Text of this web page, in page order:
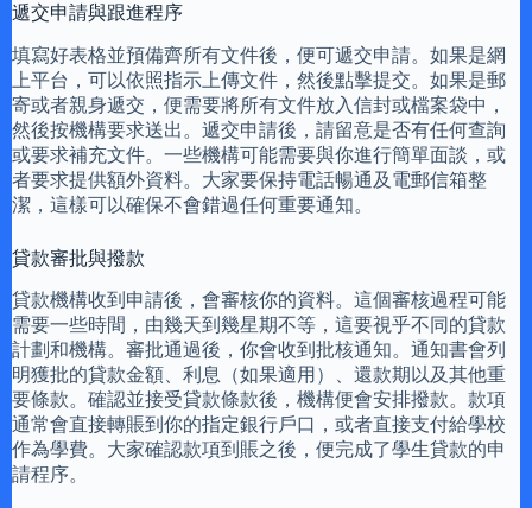
遞交申請與跟進程序
填寫好表格並預備齊所有文件後，便可遞交申請。如果是網
上平台，可以依照指示上傳文件，然後點擊提交。如果是郵
寄或者親身遞交，便需要將所有文件放入信封或檔案袋中，
然後按機構要求送出。遞交申請後，請留意是否有任何查詢
或要求補充文件。一些機構可能需要與你進行簡單面談，或
者要求提供額外資料。大家要保持電話暢通及電郵信箱整
潔，這樣可以確保不會錯過任何重要通知。
貸款審批與撥款
貸款機構收到申請後，會審核你的資料。這個審核過程可能
需要一些時間，由幾天到幾星期不等，這要視乎不同的貸款
計劃和機構。審批通過後，你會收到批核通知。通知書會列
明獲批的貸款金額、利息（如果適用）、還款期以及其他重
要條款。確認並接受貸款條款後，機構便會安排撥款。款項
通常會直接轉賬到你的指定銀行戶口，或者直接支付給學校
作為學費。大家確認款項到賬之後，便完成了學生貸款的申
請程序。